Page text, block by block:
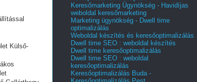
Külső-
Keresőmarketing Ügynökség - Havidíjas
weboldal keresőmarketing
Marketing ügynökség - Dwell time
optimalizálás
Weboldal készítés és keresőoptimalizálás
Dwell time SEO : weboldal készítés
Dwell time keresőoptimalizálás
Dwell time SEO : weboldal
keresőoptimalizálás
Keresőoptimalizálás Buda -
Keresőoptimalizálás Pest